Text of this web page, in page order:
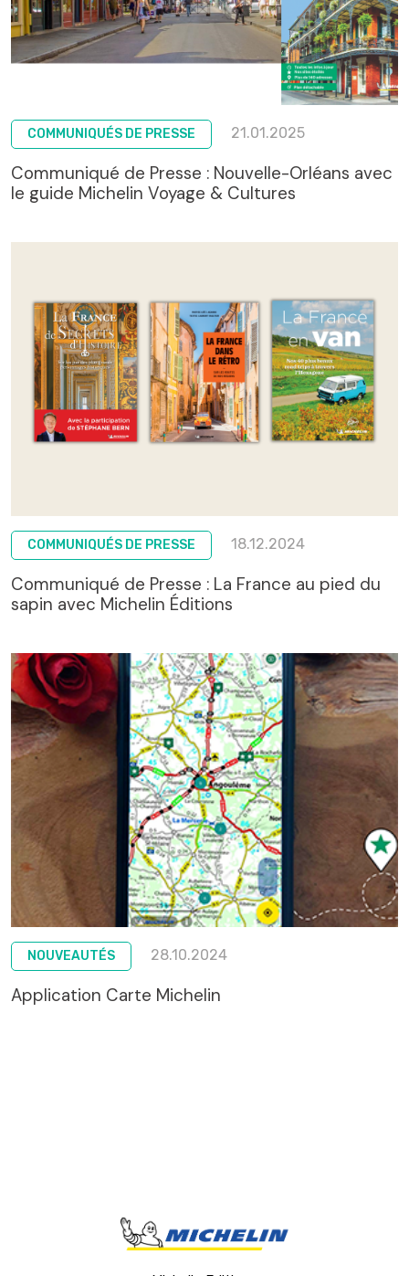
COMMUNIQUÉS DE PRESSE 21.01.2025
Communiqué de Presse : Nouvelle-Orléans avec
le guide Michelin Voyage & Cultures
COMMUNIQUÉS DE PRESSE 18.12.2024
Communiqué de Presse : La France au pied du
sapin avec Michelin Éditions
NOUVEAUTÉS 28.10.2024
Application Carte Michelin